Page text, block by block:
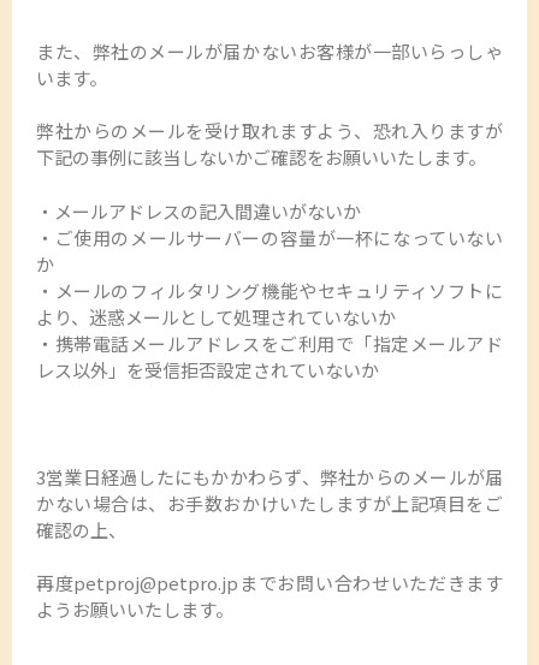
また、弊社のメールが届かないお客様が一部いらっしゃ
います。
弊社からのメールを受け取れますよう、恐れ入りますが
下記の事例に該当しないかご確認をお願いいたします。
・メールアドレスの記入間違いがないか
・ご使用のメールサーバーの容量が一杯になっていない
か
・メールのフィルタリング機能やセキュリティソフトに
より、迷惑メールとして処理されていないか
・携帯電話メールアドレスをご利用で「指定メールアド
レス以外」を受信拒否設定されていないか
3営業日経過したにもかかわらず、弊社からのメールが届
かない場合は、お手数おかけいたしますが上記項目をご
確認の上、
再度petproj@petpro.jpまでお問い合わせいただきます
ようお願いいたします。